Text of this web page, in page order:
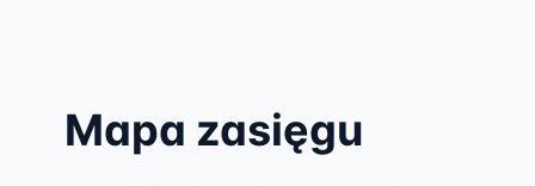
Mapa zasięgu